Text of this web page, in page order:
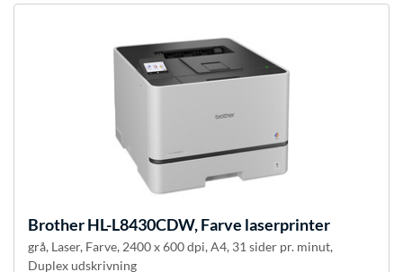
BrotherHL-L8430CDW, Farve laserprinter
grå, Laser, Farve, 2400 x 600 dpi, A4, 31 sider pr. minut,
Duplex udskrivning